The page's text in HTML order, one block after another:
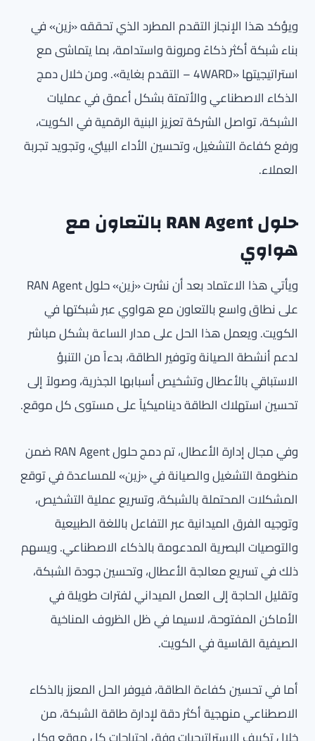
ويؤكد هذا الإنجاز التقدم المطرد الذي تحققه «زين» في
بناء شبكة أكثر ذكاءً ومرونة واستدامة، بما يتماشى مع
استراتيجيتها «4WARD – التقدم بغاية». ومن خلال دمج
الذكاء الاصطناعي والأتمتة بشكل أعمق في عمليات
الشبكة، تواصل الشركة تعزيز البنية الرقمية في الكويت،
ورفع كفاءة التشغيل، وتحسين الأداء البيئي، وتجويد تجربة
العملاء.
حلول RAN Agent بالتعاون مع
هواوي
ويأتي هذا الاعتماد بعد أن نشرت «زين» حلول RAN Agent
على نطاق واسع بالتعاون مع هواوي عبر شبكتها في
الكويت. ويعمل هذا الحل على مدار الساعة بشكل مباشر
لدعم أنشطة الصيانة وتوفير الطاقة، بدءاً من التنبؤ
الاستباقي بالأعطال وتشخيص أسبابها الجذرية، وصولاً إلى
تحسين استهلاك الطاقة ديناميكياً على مستوى كل موقع.
وفي مجال إدارة الأعطال، تم دمج حلول RAN Agent ضمن
منظومة التشغيل والصيانة في «زين» للمساعدة في توقع
المشكلات المحتملة بالشبكة، وتسريع عملية التشخيص،
وتوجيه الفرق الميدانية عبر التفاعل باللغة الطبيعية
والتوصيات البصرية المدعومة بالذكاء الاصطناعي. ويسهم
ذلك في تسريع معالجة الأعطال، وتحسين جودة الشبكة،
وتقليل الحاجة إلى العمل الميداني لفترات طويلة في
الأماكن المفتوحة، لاسيما في ظل الظروف المناخية
الصيفية القاسية في الكويت.
أما في تحسين كفاءة الطاقة، فيوفر الحل المعزز بالذكاء
الاصطناعي منهجية أكثر دقة لإدارة طاقة الشبكة، من